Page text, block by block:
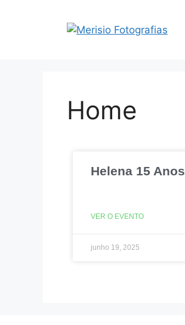
Home
Helena 15 Anos
VER O EVENTO
junho 19, 2025